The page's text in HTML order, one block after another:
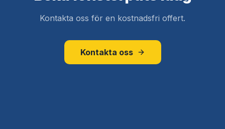
Kontakta oss för en kostnadsfri offert.
Kontakta oss